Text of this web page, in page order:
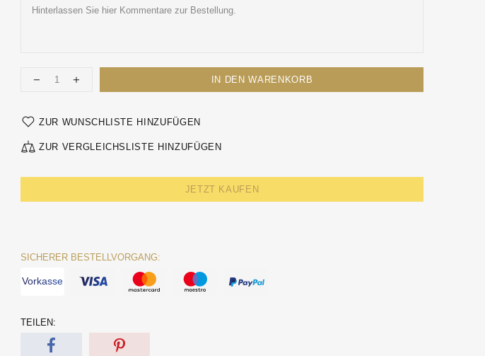
IN DEN WARENKORB
ZUR WUNSCHLISTE HINZUFÜGEN
ZUR VERGLEICHSLISTE HINZUFÜGEN
JETZT KAUFEN
SICHERER BESTELLVORGANG:
Vorkasse
TEILEN: